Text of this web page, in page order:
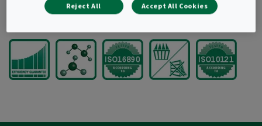
Offerte aanvragen
Reject All Accept All Cookies